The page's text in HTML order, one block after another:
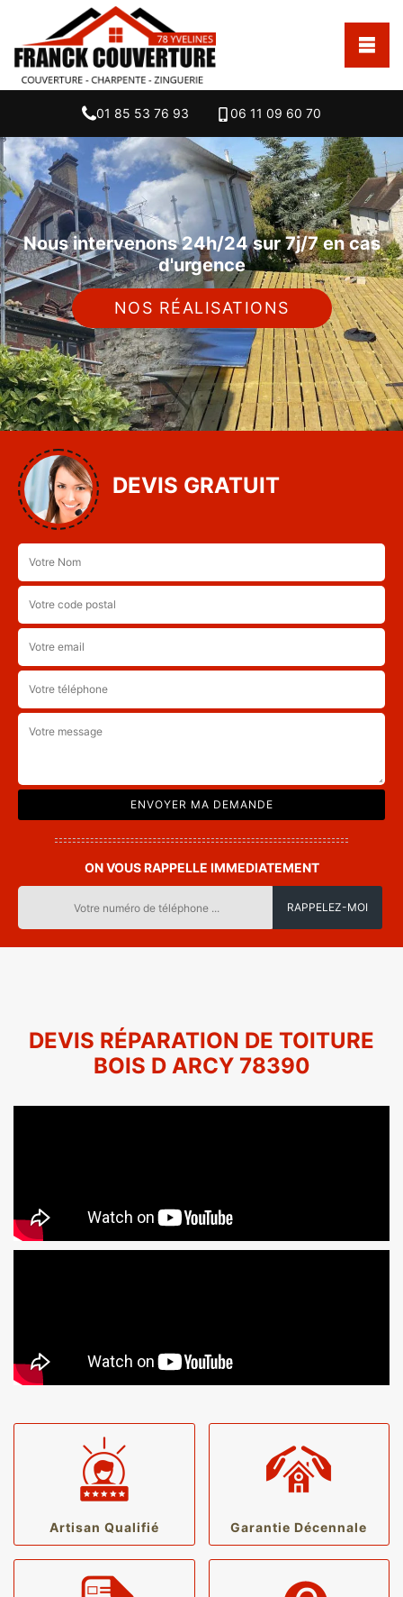
01 85 53 76 93 06 11 09 60 70
Nous intervenons 24h/24 sur 7j/7 en cas
d'urgence
NOS RÉALISATIONS
DEVIS GRATUIT
ON VOUS RAPPELLE IMMEDIATEMENT
DEVIS RÉPARATION DE TOITURE
BOIS D ARCY 78390
Artisan Qualifié Garantie Décennale